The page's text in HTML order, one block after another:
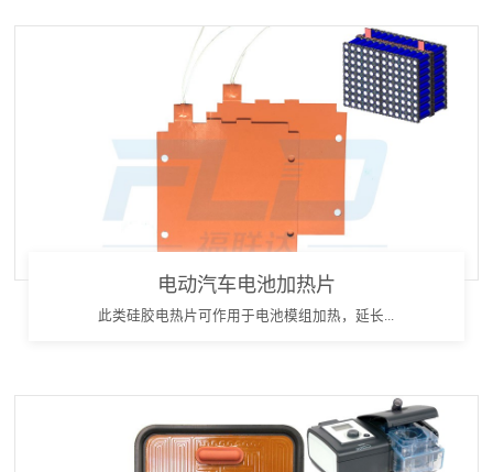
电动汽车电池加热片
此类硅胶电热片可作用于电池模组加热，延长...